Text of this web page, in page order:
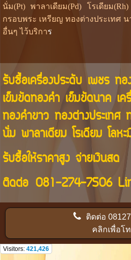
นั่ม(Pt) พาลาเดียม(Pd) โรเดียม
กรอบพระ เหรียญ ทองต่างประเทศ
อื่นๆ ไว้บริการ
รับซื้อเครื่องประดับ เพชร ท
เข็มขัดทองคำ เข็มขัดนาค เ
ทองคำขาว ทองต่างประเทศ
นั่ม พาลาเดียม โรเดียม โลหะ
รับซื้อให้ราคาสูง จ่ายเงินสด
ติดต่อ 081-274-7506
ติดต่อ
คลิกเพื่อโ
Visitors: 421,426